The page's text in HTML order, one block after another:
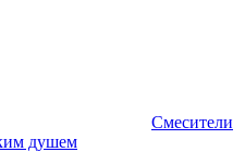
Смесители
душем